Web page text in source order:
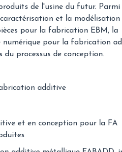
de l'usine du futur. Parmi
et la modélisation
pour la fabrication EBM, la
numérique pour la fabrication
du processus de conception.
additive
et en conception pour la FA